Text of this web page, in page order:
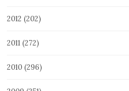
2012 (202)
2011 (272)
2010 (296)